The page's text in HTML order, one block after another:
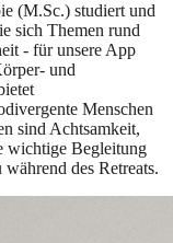
(M.Sc.) studiert und
sich Themen rund
- für unsere App
und
Menschen
sind Achtsamkeit,
wichtige Begleitung
des Retreats.